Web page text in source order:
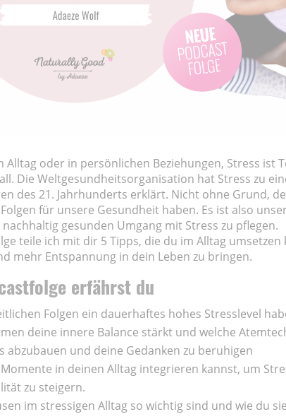
Alltag oder in persönlichen Beziehungen, Stress ist
Die Weltgesundheitsorganisation hat Stress zu
des 21. Jahrhunderts erklärt. Nicht ohne Grund,
für unsere Gesundheit haben. Es ist also
gesunden Umgang mit Stress zu pflegen.
teile ich mit dir 5 Tipps, die du im Alltag
mehr Entspannung in dein Leben zu bringen.
erfährst du
Folgen ein dauerhaftes hohes Stresslevel
deine innere Balance stärkt und welche
abzubauen und deine Gedanken zu beruhigen
in deinen Alltag integrieren kannst, um
zu steigern.
im stressigen Alltag so wichtig sind und wie du